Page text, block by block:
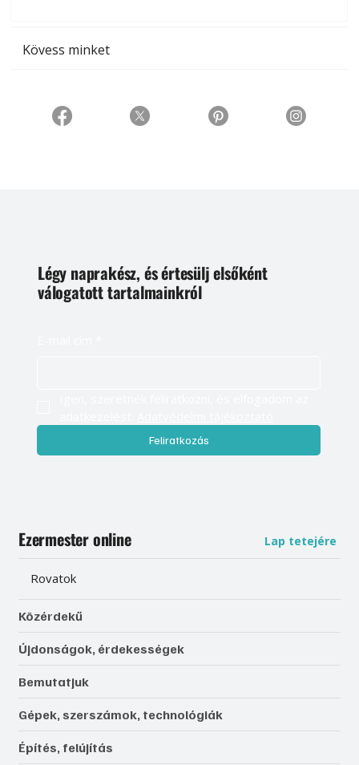
Kövess minket
Légy naprakész, és értesülj elsőként
válogatott tartalmainkról
Feliratkozás
Ezermester online Lap tetejére
Rovatok
Közérdekű
Újdonságok, érdekességek
Bemutatjuk
Gépek, szerszámok, technológiák
Építés, felújítás